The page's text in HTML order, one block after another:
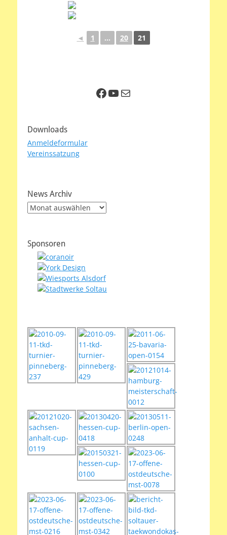
◄ 1 ... 20 21
Facebook
YouTube
E-Mail
Downloads
Anmeldeformular
Vereinssatzung
News Archiv
News
Sponsoren